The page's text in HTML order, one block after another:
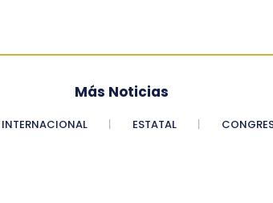
Más Noticias
INTERNACIONAL ESTATAL